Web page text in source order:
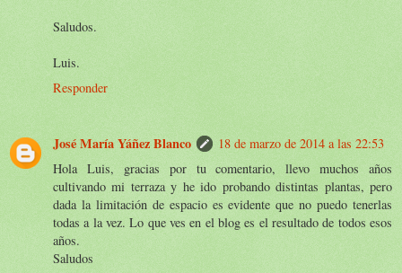
Saludos.
Luis.
Responder
José María Yáñez Blanco
18 de marzo de 2014 a las 22:53
Hola Luis, gracias por tu comentario, llevo muchos años
cultivando mi terraza y he ido probando distintas plantas, pero
dada la limitación de espacio es evidente que no puedo tenerlas
todas a la vez. Lo que ves en el blog es el resultado de todos esos
años.
Saludos